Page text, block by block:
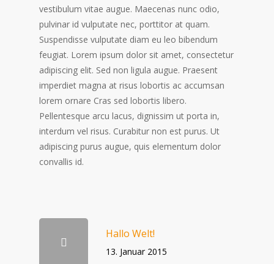
vestibulum vitae augue. Maecenas nunc odio,
pulvinar id vulputate nec, porttitor at quam.
Suspendisse vulputate diam eu leo bibendum
feugiat. Lorem ipsum dolor sit amet, consectetur
adipiscing elit. Sed non ligula augue. Praesent
imperdiet magna at risus lobortis ac accumsan
lorem ornare Cras sed lobortis libero.
Pellentesque arcu lacus, dignissim ut porta in,
interdum vel risus. Curabitur non est purus. Ut
adipiscing purus augue, quis elementum dolor
convallis id.
Hallo Welt!
13. Januar 2015